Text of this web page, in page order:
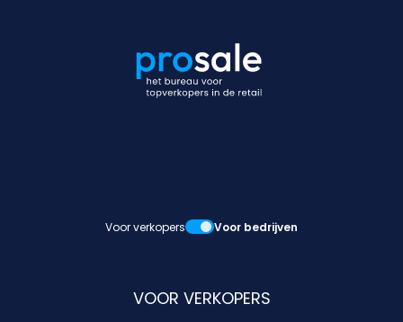
Voor verkopers Voor bedrijven
VOOR VERKOPERS